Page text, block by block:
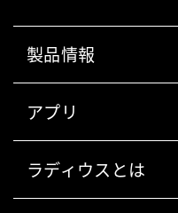
製品情報
アプリ
ラディウスとは